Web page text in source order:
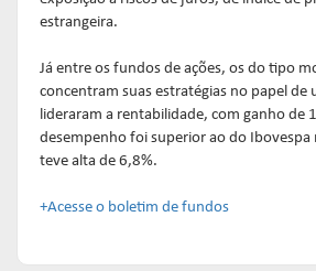
estrangeira.
Já entre os fundos de ações, os do tipo
concentram suas estratégias no papel de
lideraram a rentabilidade, com ganho de
desempenho foi superior ao do Ibovespa
teve alta de 6,8%.
+Acesse o boletim de fundos